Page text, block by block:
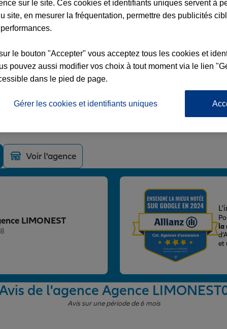
DE GAULLE
Voir l'agence
LIMONEST
la
et
de l'agence Agence LIMONEST
Avis sur une période de 6 mois
sur le site. Ces cookies et identifiants uniques servent à
site, en mesurer la fréquentation, permettre des publicités
le bouton "Accepter" vous acceptez tous les cookies et
pouvez aussi modifier vos choix à tout moment via le lien
dans le pied de page.
Gérer les cookies et identifiants uniques